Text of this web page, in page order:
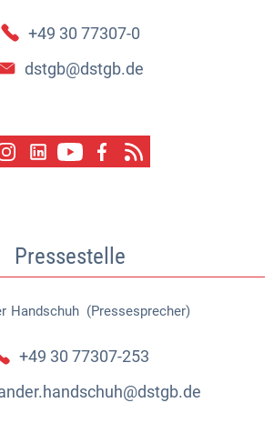
+49 30 77307-0
dstgb@dstgb.de
Pressestelle
Handschuh (Pressesprecher)
Alexander Handschuh
+49 30 77307-253